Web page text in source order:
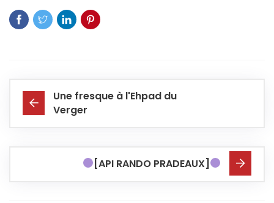
Une fresque à l'Ehpad du
Verger
[API RANDO PRADEAUX]